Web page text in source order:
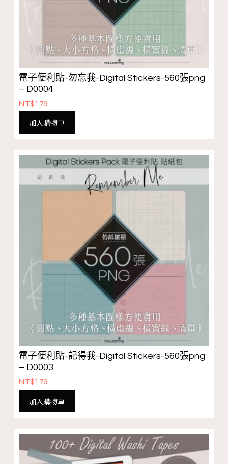
電子便利貼-勿忘我-Digital Stickers-560張png
– D0004
NT$179
加入購物車
電子便利貼-記得我-Digital Stickers-560張png
– D0003
NT$179
加入購物車